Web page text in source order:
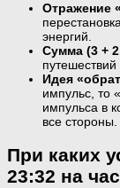
Отражение
энергий.
Сумма (3 + 2
путешествий
Идея
импульс, то
импульса в
все стороны.
При каких
23:32 на